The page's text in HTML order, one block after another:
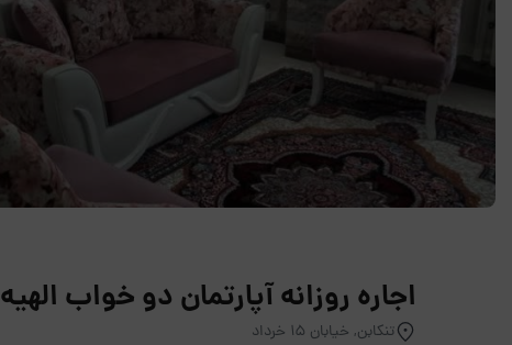
اجاره روزانه آپارتمان دو خواب الهیه 1 - تنکابن
تنکابن, خیابان ۱۵ خرداد